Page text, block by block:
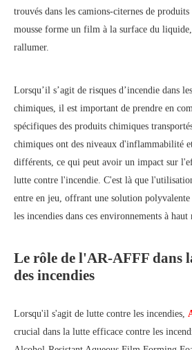
trouvés dans les camions-citernes de
mousse forme un film à la surface du
rallumer.
Lorsqu’il s’agit de risques d’incendie dans
chimiques, il est important de prendre en
spécifiques des produits chimiques
chimiques ont des niveaux d'inflammabilité
différents, ce qui peut avoir un impact sur
lutte contre l'incendie. C'est là que
entre en jeu, offrant une solution
les incendies dans ces environnements à haut
Le rôle de l'AR-AFFF dans
des incendies
Lorsqu'il s'agit de lutte contre les incendies,
crucial dans la lutte efficace contre les